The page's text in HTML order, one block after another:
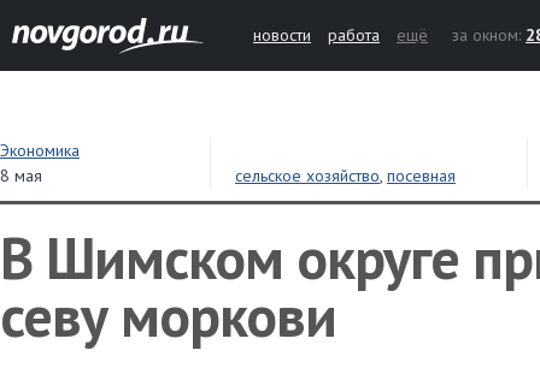
новости работа ещё за окном:
Экономика
8 мая
сельское хозяйство, посевная
В Шимском округе
севу моркови